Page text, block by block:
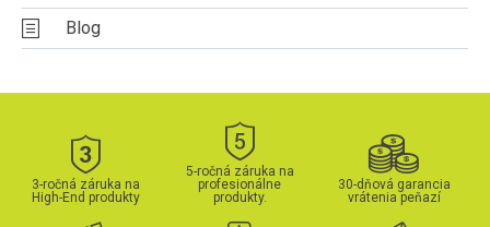
Blog
3-ročná záruka na
High-End produkty
5-ročná záruka na
profesionálne
produkty.
30-dňová garancia
vrátenia peňazí